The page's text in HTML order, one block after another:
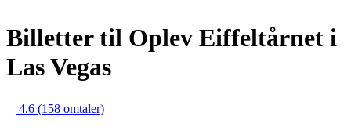
Billetter til Oplev Eiffeltårnet i
Las Vegas
4.6 (158 omtaler)